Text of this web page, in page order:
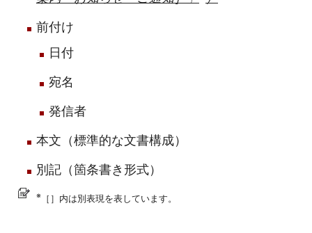
前付け
日付
宛名
発信者
本文（標準的な文書構成）
別記（箇条書き形式）
※ ［］内は別表現を表しています。